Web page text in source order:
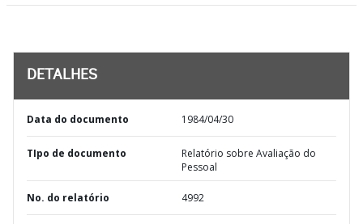
DETALHES
Data do documento 1984/04/30
TIpo de documento
Relatório sobre Avaliação do
Pessoal
No. do relatório 4992